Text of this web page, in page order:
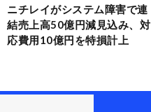
ニチレイがシステム障害で連
結売上高50億円減見込み、対
応費用10億円を特損計上